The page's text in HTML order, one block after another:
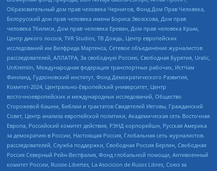
Образовательный дом прав человека Чернигов, Фонд Дом Прав Человека,
Белорусский дом прав человека имени Бориса Звозскова, Дом прав
человека Тбилиси, Дом прав человека Ереван, Дом прав человека Крым,
Центр дикого лосося, TVR Studios, ТВ Дождь, Центр европейских
исследований им Вилфрида Мартенса, Сетевое объединение журналистов
расследователей, АЛЛАТРА, За свободную Россию, Свободная Бурятия, Uralic,
UnKremlin, Международная федерация транспортных рабочих, ИстЧам
Финланд, Гудзоновский институт, Фонд Демократического Развития,
Комитет-2024, Центрально-Европейский университет, Центр
восточноевропейских и международных исследований, Общество
Сторожевой башни, Библии и трактатов Свидетелей Иеговы, Гражданский
Совет, Центр анализа европейской политики, Академическая сеть Восточная
Европа, Российский комитет действия, РЭНД корпорейшн, Русская Америка
за демократию в России, Настоящая Россия, Глобальная сеть журналистов-
расследователей, Служба поддержки, Свободная Россия Берлин, Свободная
Россия Северный Рейн-Вестфалия, Фонд глобальной помощи, Антивоенный
комитет России, Russie-Libertes, La Asocicion de Rusos Libres, Союз за